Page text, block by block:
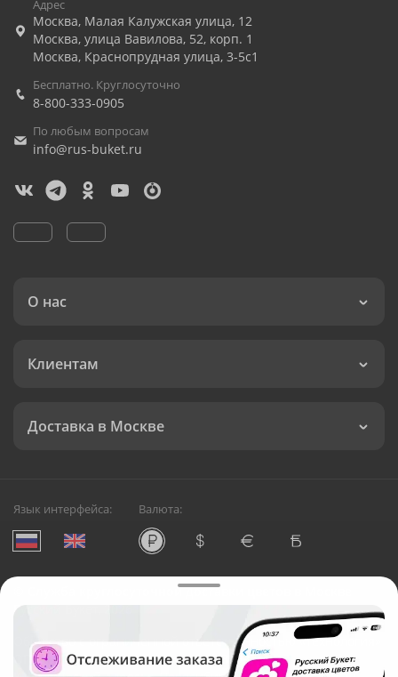
Адрес
Москва, Малая Калужская улица, 12
Москва, улица Вавилова, 52, корп. 1
Москва, Краснопрудная улица, 3-5с1
Бесплатно. Круглосуточно
8-800-333-0905
По любым вопросам
info@rus-buket.ru
О нас
Клиентам
Доставка в Москве
Язык интерфейса: Валюта:
Служба круглосуточной доставки цветов в Москве
Русский Букет, 2026
Общество с ограниченной ответственностью «Технология»
ОГРН: 1195476081745, ИНН: 5410081997